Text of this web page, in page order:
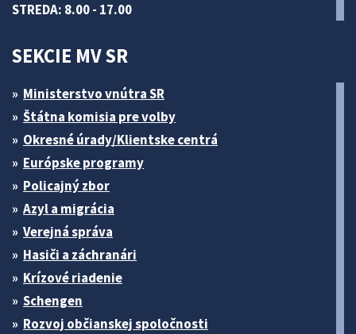
STREDA: 8.00 - 17.00
SEKCIE MV SR
Ministerstvo vnútra SR
Štátna komisia pre volby
Okresné úrady/Klientske centrá
Európske programy
Policajný zbor
Azyl a migrácia
Verejná správa
Hasiči a záchranári
Krízové riadenie
Schengen
Rozvoj občianskej spoločnosti